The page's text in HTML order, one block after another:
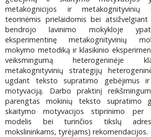
metakognicijos ir metakognityvinių
teorinėmis prielaidomis bei
bendrojo lavinimo mokykloje
eksperimentinę metakognityvinių
mokymo metodiką ir klasikinio
veiksmingumą heterogeninėje
metakognityvinių strategijų
ugdant teksto supratimo gebėjimus
motyvaciją. Darbo praktinį
parengtas mokinių teksto supratimo
skaitymo motyvacijos stiprinimo per
modelis bei turinčios tikslų
mokslininkams, tyrėjams) rekomendacijos.